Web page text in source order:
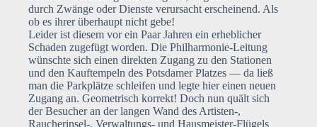
durch Zwänge oder Dienste verursacht erscheinend. Als
ob es ihrer überhaupt nicht gebe!
Leider ist diesem vor ein Paar Jahren ein erheblicher
Schaden zugefügt worden. Die Philharmonie-Leitung
wünschte sich einen direkten Zugang zu den Stationen
und den Kauftempeln des Potsdamer Platzes — da ließ
man die Parkplätze schleifen und legte hier einen neuen
Zugang an. Geometrisch korrekt! Doch nun quält sich
der Besucher an der langen Wand des Artisten-,
Raucherinsel-, Verwaltungs- und Hausmeister-Flügels